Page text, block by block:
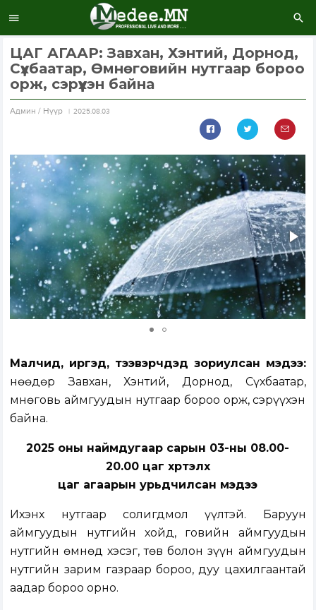
ЦАГ АГААР: Завхан, Хэнтий, Дорнод,
Сүхбаатар, Өмнөговийн нутгаар бороо
орж, сэрүүхэн байна
Aдмин / Нүүр 2025.08.03
Малчид, иргэд, тээвэрчдэд зориулсан мэдээ:
Өнөөдөр Завхан, Хэнтий, Дорнод, Сүхбаатар,
Өмнөговь аймгуудын нутгаар бороо орж, сэрүүхэн
байна.
2025 оны наймдугаар сарын 03-ны 08.00-
20.00 цаг хүртэлх
цаг агаарын урьдчилсан мэдээ
Ихэнх нутгаар солигдмол үүлтэй. Баруун
аймгуудын нутгийн хойд, говийн аймгуудын
нутгийн өмнөд хэсэг, төв болон зүүн аймгуудын
нутгийн зарим газраар бороо, дуу цахилгаантай
аадар бороо орно.